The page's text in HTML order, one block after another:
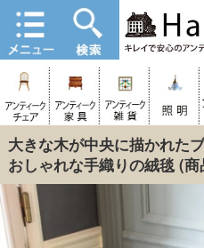
大きな木が中央に描かれた
おしゃれな手織りの絨毯(商